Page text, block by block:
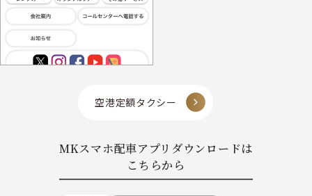
空港定額タクシー
MKスマホ配車アプリダウンロードは
こちらから